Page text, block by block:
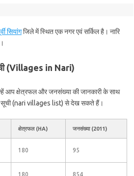
सियांगजिले में स्थित एक नगर एवं सर्किल है। नारि
(Villages in Nari)
आप क्षेत्रफल और जनसंख्या की जानकारी के साथ
की सूची (nari villages list) से देख सकते हैं।
क्षेत्रफल (HA) जनसंख्या (2011)
180 95
180 854